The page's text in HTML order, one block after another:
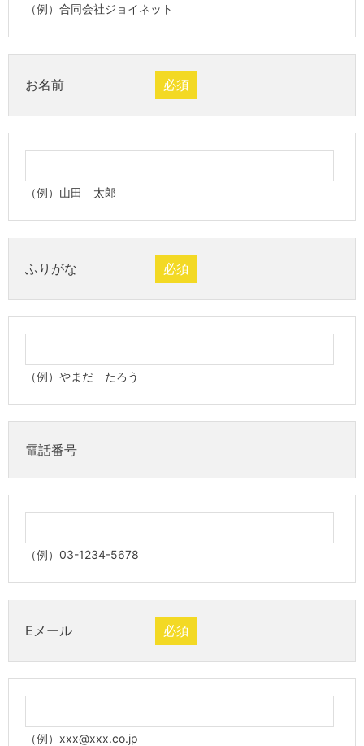
（例）合同会社ジョイネット
お名前 必須
（例）山田 太郎
ふりがな 必須
（例）やまだ たろう
電話番号
（例）03-1234-5678
Eメール 必須
（例）xxx@xxx.co.jp